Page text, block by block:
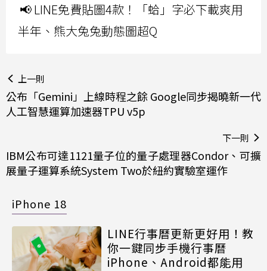
📢 LINE免費貼圖4款！「蛤」字必下載爽用
半年、熊大兔兔動態圖超Q
上一則
公布「Gemini」上線時程之餘 Google同步揭曉新一代
人工智慧運算加速器TPU v5p
下一則
IBM公布可達1121量子位的量子處理器Condor、可擴
展量子運算系統System Two於紐約實驗室運作
iPhone 18
LINE行事曆更新更好用！教
你一鍵同步手機行事曆
iPhone、Android都能用